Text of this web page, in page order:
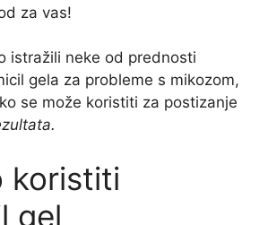
za vas!
istražili neke od prednosti
gela za probleme s mikozom,
se može koristiti za postizanje
koristiti
gel